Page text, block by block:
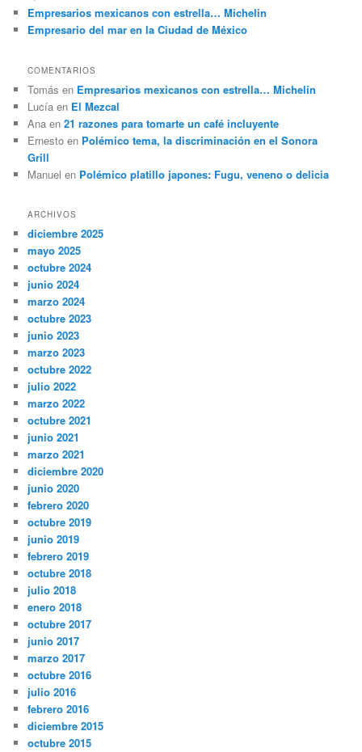
Empresarios mexicanos con estrella… Michelin
Empresario del mar en la Ciudad de México
COMENTARIOS
Tomás en Empresarios mexicanos con estrella… Michelin
Lucía en El Mezcal
Ana en21 razones para tomarte un café incluyente
Ernesto en Polémico tema, la discriminación en el Sonora
Grill
Manuel en Polémico platillo japones: Fugu, veneno o delicia
ARCHIVOS
diciembre 2025
mayo 2025
octubre 2024
junio 2024
marzo 2024
octubre 2023
junio 2023
marzo 2023
octubre 2022
julio 2022
marzo 2022
octubre 2021
junio 2021
marzo 2021
diciembre 2020
junio 2020
febrero 2020
octubre 2019
junio 2019
febrero 2019
octubre 2018
julio 2018
enero 2018
octubre 2017
junio 2017
marzo 2017
octubre 2016
julio 2016
febrero 2016
diciembre 2015
octubre 2015